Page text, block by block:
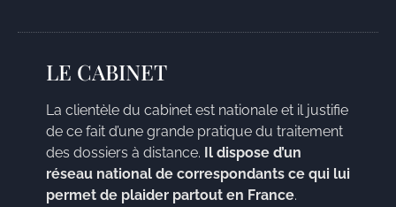
LE CABINET
La clientèle du cabinet est nationale et il justifie
de ce fait d’une grande pratique du traitement
des dossiers à distance. Il dispose d’un
réseau national de correspondants ce qui lui
permet de plaider partout en France.